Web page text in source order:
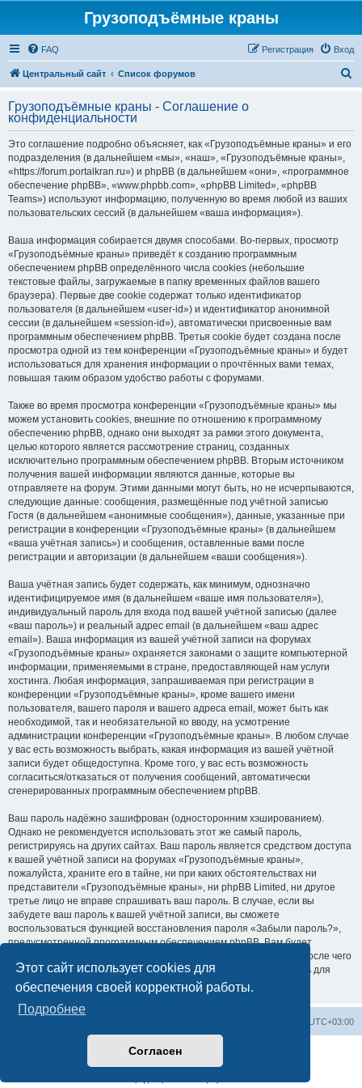
Этот сайт использует cookies для
обеспечения своей корректной работы.
Подробнее
Согласен
Грузоподъёмные краны
FAQ Вход
Регистрация
Центральный сайт Список форумов
с
Грузоподъёмные краны - Соглашение о
конфиденциальности
Это соглашение подробно объясняет, как «Грузоподъёмные краны» и его
подразделения (в дальнейшем «мы», «наш», «Грузоподъёмные краны»,
«https://forum.portalkran.ru») и phpBB (в дальнейшем «они», «программное
обеспечение phpBB», «www.phpbb.com», «phpBB Limited», «phpBB
Teams») используют информацию, полученную во время любой из ваших
пользовательских сессий (в дальнейшем «ваша информация»).
Ваша информация собирается двумя способами. Во-первых, просмотр
«Грузоподъёмные краны» приведёт к созданию программным
обеспечением phpBB определённого числа cookies (небольшие
текстовые файлы, загружаемые в папку временных файлов вашего
браузера). Первые две cookie содержат только идентификатор
пользователя (в дальнейшем «user-id») и идентификатор анонимной
сессии (в дальнейшем «session-id»), автоматически присвоенные вам
программным обеспечением phpBB. Третья cookie будет создана после
просмотра одной из тем конференции «Грузоподъёмные краны» и будет
использоваться для хранения информации о прочтённых вами темах,
повышая таким образом удобство работы с форумами.
Также во время просмотра конференции «Грузоподъёмные краны» мы
можем установить cookies, внешние по отношению к программному
обеспечению phpBB, однако они выходят за рамки этого документа,
целью которого является рассмотрение страниц, созданных
исключительно программным обеспечением phpBB. Вторым источником
получения вашей информации являются данные, которые вы
отправляете на форум. Этими данными могут быть, но не исчерпываются,
следующие данные: сообщения, размещённые под учётной записью
Гостя (в дальнейшем «анонимные сообщения»), данные, указанные при
регистрации в конференции «Грузоподъёмные краны» (в дальнейшем
«ваша учётная запись») и сообщения, оставленные вами после
регистрации и авторизации (в дальнейшем «ваши сообщения»).
Ваша учётная запись будет содержать, как минимум, однозначно
идентифицируемое имя (в дальнейшем «ваше имя пользователя»),
индивидуальный пароль для входа под вашей учётной записью (далее
«ваш пароль») и реальный адрес email (в дальнейшем «ваш адрес
email»). Ваша информация из вашей учётной записи на форумах
«Грузоподъёмные краны» охраняется законами о защите компьютерной
информации, применяемыми в стране, предоставляющей нам услуги
хостинга. Любая информация, запрашиваемая при регистрации в
конференции «Грузоподъёмные краны», кроме вашего имени
пользователя, вашего пароля и вашего адреса email, может быть как
необходимой, так и необязательной ко вводу, на усмотрение
администрации конференции «Грузоподъёмные краны». В любом случае
у вас есть возможность выбрать, какая информация из вашей учётной
записи будет общедоступна. Кроме того, у вас есть возможность
согласиться/отказаться от получения сообщений, автоматически
сгенерированных программным обеспечением phpBB.
Ваш пароль надёжно зашифрован (односторонним хэшированием).
Однако не рекомендуется использовать этот же самый пароль,
регистрируясь на других сайтах. Ваш пароль является средством доступа
к вашей учётной записи на форумах «Грузоподъёмные краны»,
пожалуйста, храните его в тайне, ни при каких обстоятельствах ни
представители «Грузоподъёмные краны», ни phpBB Limited, ни другое
третье лицо не вправе спрашивать ваш пароль. В случае, если вы
забудете ваш пароль к вашей учётной записи, вы сможете
воспользоваться функцией восстановления пароля «Забыли пароль?»,
предусмотренной программным обеспечением phpBB. Вам будет
необходимо ввести ваше имя пользователя и ваш адрес email, после чего
программное обеспечение phpBB сгенерирует вам новый пароль для
вашей учётной записи.
UTC+03:00
Создано на основеphpBB® Forum Software © phpBB Limited
Русская поддержка phpBB